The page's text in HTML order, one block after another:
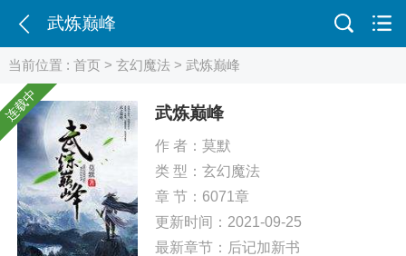
武炼巅峰
当前位置 :首页 >玄幻魔法 > 武炼巅峰
连载中 武炼巅峰
作 者： 莫默
类 型： 玄幻魔法
章 节：6071章
更新时间：2021-09-25
最新章节： 后记加新书